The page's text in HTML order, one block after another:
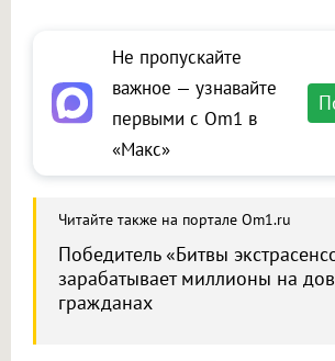
Не пропускайте
важное — узнавайте
первыми с Om1 в
«Макс»
Читайте также на портале Om1.ru
Победитель «Битвы
зарабатывает миллионы на
гражданах